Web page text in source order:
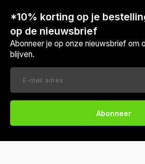
*10% korting op je
op de nieuwsbrief
Abonneer je op onze nieuwsbrief om
blijven.
Abonneer